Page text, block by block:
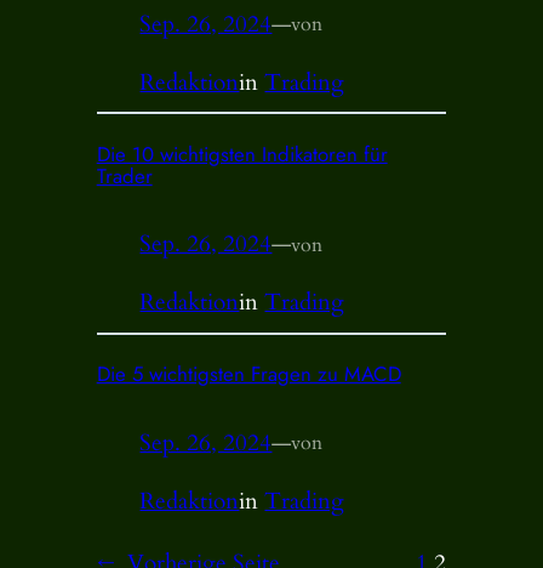
Sep. 26, 2024—von
RedaktioninTrading
Die 10 wichtigsten Indikatoren für
Trader
Sep. 26, 2024—von
RedaktioninTrading
Die 5 wichtigsten Fragen zu MACD
Sep. 26, 2024—von
RedaktioninTrading